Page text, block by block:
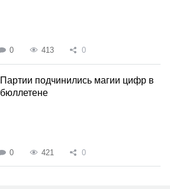
0 413 0
Партии подчинились магии цифр в
бюллетене
0 421 0